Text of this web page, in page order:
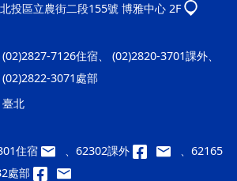
投區立農街二段155號 博雅中心 2F
7126住宿、 (02)2820-3701課外、
3071處部
北
住宿 、62302課外
、62165
處部